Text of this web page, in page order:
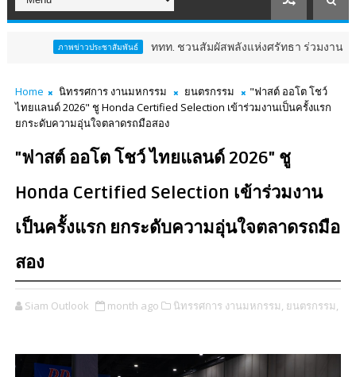
ภาพข่าวประชาสัมพันธ์ ททท. ชวนสัมผัสพลังแห่งศรัทธา ร่วมงาน "ห่มผ้าหลวงปู่
Home นิทรรศการ งานมหกรรม ยนตรกรรม
"ฟาสต์ ออโต โชว์
ไทยแลนด์ 2026" ชู Honda Certified Selection เข้าร่วมงานเป็นครั้งแรก
ยกระดับความอุ่นใจตลาดรถมือสอง
"ฟาสต์ ออโต โชว์ ไทยแลนด์ 2026" ชู
Honda Certified Selection เข้าร่วมงาน
เป็นครั้งแรก ยกระดับความอุ่นใจตลาดรถมือ
สอง
Siam Outlook month ago นิทรรศการ งานมหกรรม, ยนตรกรรม,